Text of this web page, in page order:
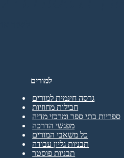
למורים
גרסה חינמית למורים
חבילות מחוזיות
ספריות בתי ספר ומרכזי מדיה
מפגשי הדרכה
כל משאבי המורים
תבניות גליון עבודה
תבניות פוסטר